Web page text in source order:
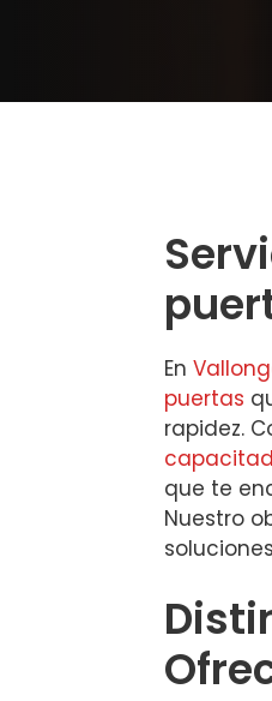
En
puertas
rapidez.
que te
Nuestro